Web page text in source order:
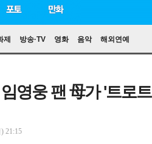
제 방송·TV 영화 음악 해외연예
영웅 팬 母가 '트로트
21:15